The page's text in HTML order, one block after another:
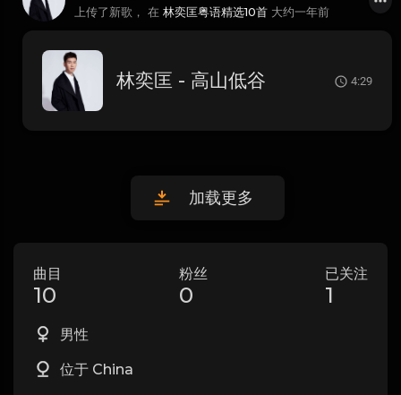
上传了新歌， 在 林奕匡粤语精选10首 大约一年前
林奕匡 - 高山低谷 4:29
加载更多
曲目
10
粉丝
0
已关注
1
男性
位于 China